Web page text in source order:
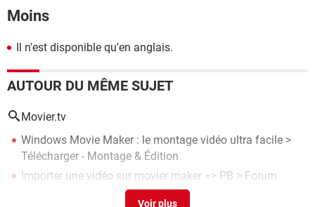
Moins
Il n'est disponible qu'en anglais.
AUTOUR DU MÊME SUJET
Movier.tv
Windows Movie Maker : le montage vidéo ultra facile >
Télécharger - Montage & Édition
Importer une vidéo sur movier maker => PB > Forum